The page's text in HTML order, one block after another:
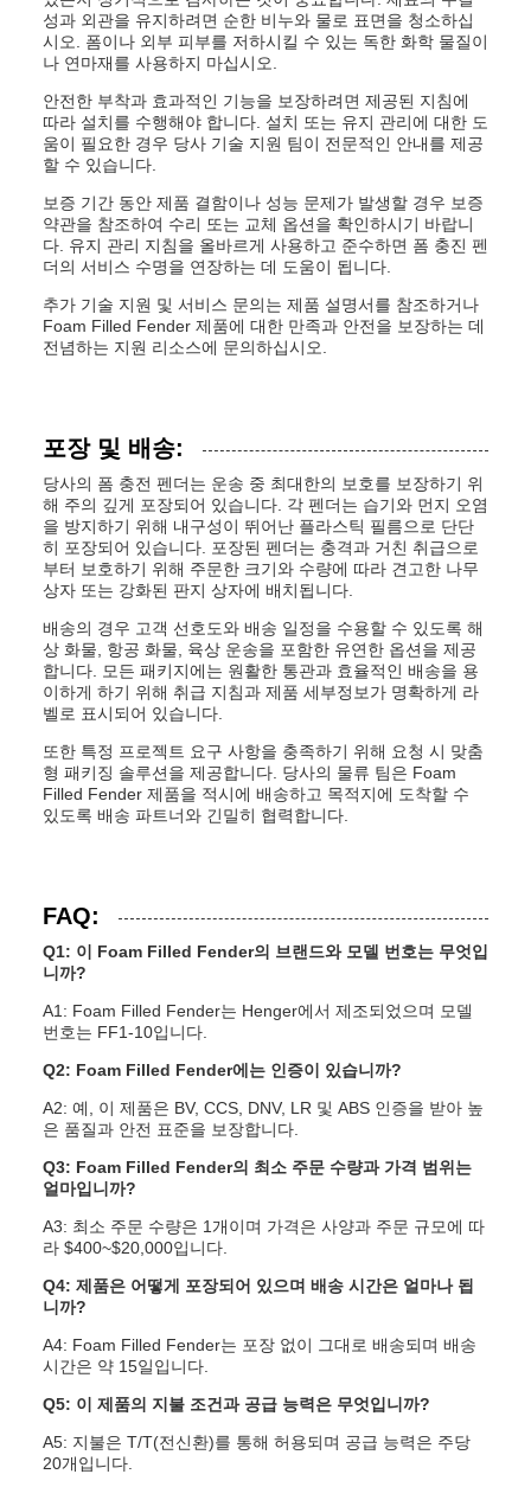
성과 외관을 유지하려면 순한 비누와 물로 표면을 청소하십
시오. 폼이나 외부 피부를 저하시킬 수 있는 독한 화학 물질이
나 연마재를 사용하지 마십시오.
안전한 부착과 효과적인 기능을 보장하려면 제공된 지침에
따라 설치를 수행해야 합니다. 설치 또는 유지 관리에 대한 도
움이 필요한 경우 당사 기술 지원 팀이 전문적인 안내를 제공
할 수 있습니다.
보증 기간 동안 제품 결함이나 성능 문제가 발생할 경우 보증
약관을 참조하여 수리 또는 교체 옵션을 확인하시기 바랍니
다. 유지 관리 지침을 올바르게 사용하고 준수하면 폼 충진 펜
더의 서비스 수명을 연장하는 데 도움이 됩니다.
추가 기술 지원 및 서비스 문의는 제품 설명서를 참조하거나
Foam Filled Fender 제품에 대한 만족과 안전을 보장하는 데
전념하는 지원 리소스에 문의하십시오.
포장 및 배송:
당사의 폼 충전 펜더는 운송 중 최대한의 보호를 보장하기 위
해 주의 깊게 포장되어 있습니다. 각 펜더는 습기와 먼지 오염
을 방지하기 위해 내구성이 뛰어난 플라스틱 필름으로 단단
히 포장되어 있습니다. 포장된 펜더는 충격과 거친 취급으로
부터 보호하기 위해 주문한 크기와 수량에 따라 견고한 나무
상자 또는 강화된 판지 상자에 배치됩니다.
배송의 경우 고객 선호도와 배송 일정을 수용할 수 있도록 해
상 화물, 항공 화물, 육상 운송을 포함한 유연한 옵션을 제공
합니다. 모든 패키지에는 원활한 통관과 효율적인 배송을 용
이하게 하기 위해 취급 지침과 제품 세부정보가 명확하게 라
벨로 표시되어 있습니다.
또한 특정 프로젝트 요구 사항을 충족하기 위해 요청 시 맞춤
형 패키징 솔루션을 제공합니다. 당사의 물류 팀은 Foam
Filled Fender 제품을 적시에 배송하고 목적지에 도착할 수
있도록 배송 파트너와 긴밀히 협력합니다.
FAQ:
Q1: 이 Foam Filled Fender의 브랜드와 모델 번호는 무엇입
니까?
A1: Foam Filled Fender는 Henger에서 제조되었으며 모델
번호는 FF1-10입니다.
Q2: Foam Filled Fender에는 인증이 있습니까?
A2: 예, 이 제품은 BV, CCS, DNV, LR 및 ABS 인증을 받아 높
은 품질과 안전 표준을 보장합니다.
Q3: Foam Filled Fender의 최소 주문 수량과 가격 범위는
얼마입니까?
A3: 최소 주문 수량은 1개이며 가격은 사양과 주문 규모에 따
라 $400~$20,000입니다.
Q4: 제품은 어떻게 포장되어 있으며 배송 시간은 얼마나 됩
니까?
A4: Foam Filled Fender는 포장 없이 그대로 배송되며 배송
시간은 약 15일입니다.
Q5: 이 제품의 지불 조건과 공급 능력은 무엇입니까?
A5: 지불은 T/T(전신환)를 통해 허용되며 공급 능력은 주당
20개입니다.